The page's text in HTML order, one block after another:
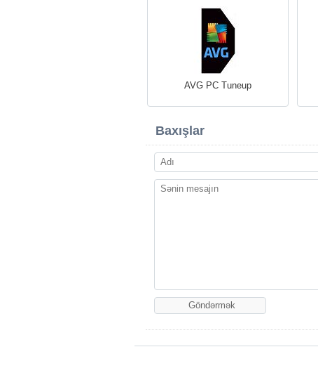
AVG PC Tuneup
Baxışlar